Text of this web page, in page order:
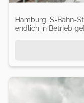
Hamburg: S-Bahn-
endlich in Betrieb